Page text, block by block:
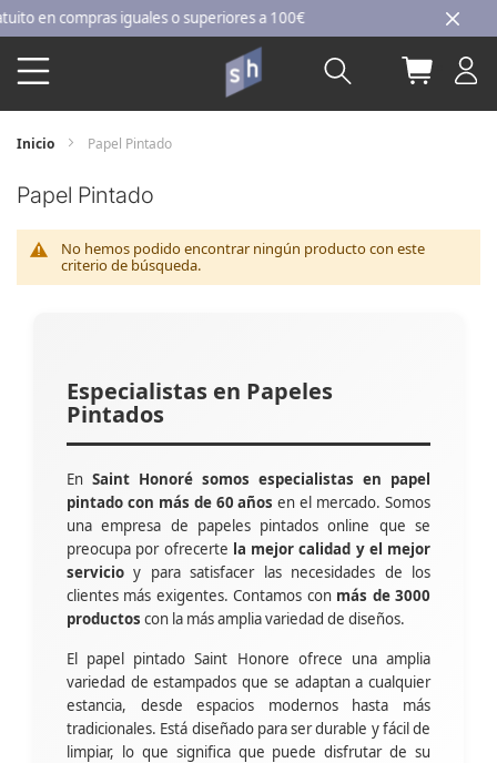
Ir
al
contenido
compras iguales o superiores a 100€
Buscar Mi
Inicio Papel Pintado
Papel Pintado
No hemos podido encontrar ningún producto con este
criterio de búsqueda.
Especialistas en Papeles
Pintados
En Saint Honoré somos especialistas en papel
pintado con más de 60 años en el mercado. Somos
una empresa de papeles pintados online que se
preocupa por ofrecerte la mejor calidad y el mejor
servicio y para satisfacer las necesidades de los
clientes más exigentes. Contamos con más de 3000
productos con la más amplia variedad de diseños.
El papel pintado Saint Honore ofrece una amplia
variedad de estampados que se adaptan a cualquier
estancia, desde espacios modernos hasta más
tradicionales. Está diseñado para ser durable y fácil de
limpiar, lo que significa que puede disfrutar de su